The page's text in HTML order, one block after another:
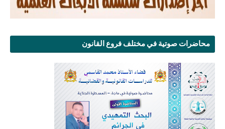
محاضرات صوتية في مختلف فروع القانون